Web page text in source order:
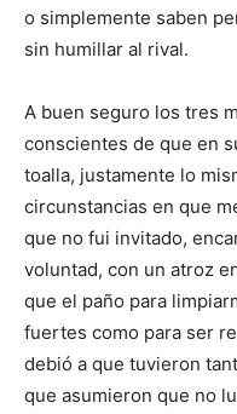
o simplemente saben
sin humillar al rival.
A buen seguro los tres
conscientes de que en
toalla, justamente lo
circunstancias en que
que no fui invitado,
voluntad, con un atroz
que el paño para
fuertes como para ser
debió a que tuvieron
que asumieron que no